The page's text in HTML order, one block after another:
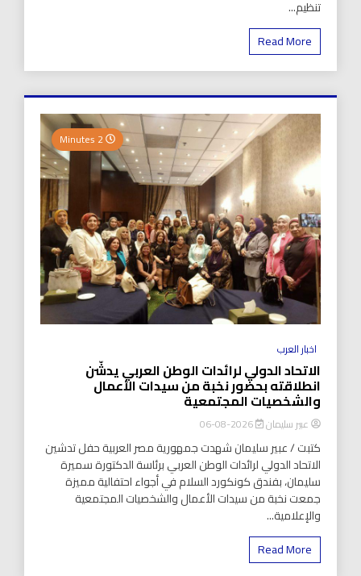
تنظيم...
Read More
اخبار العرب
الاتحاد الدولي لرائدات الوطن العربي يدشّن
انطلاقته بحضور نخبة من سيدات الأعمال
والشخصيات المجتمعية
عبير سليمان 2026-08-06
كتبت / عبير سليمان شهدت جمهورية مصر العربية حفل تدشين
الاتحاد الدولي لرائدات الوطن العربي برئاسة الدكتورة سميرة
سليمان، بفندق كونكورد السلام في أجواء احتفالية مميزة
جمعت نخبة من سيدات الأعمال والشخصيات المجتمعية
والإعلامية...
Read More